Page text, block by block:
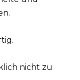
nicht zu